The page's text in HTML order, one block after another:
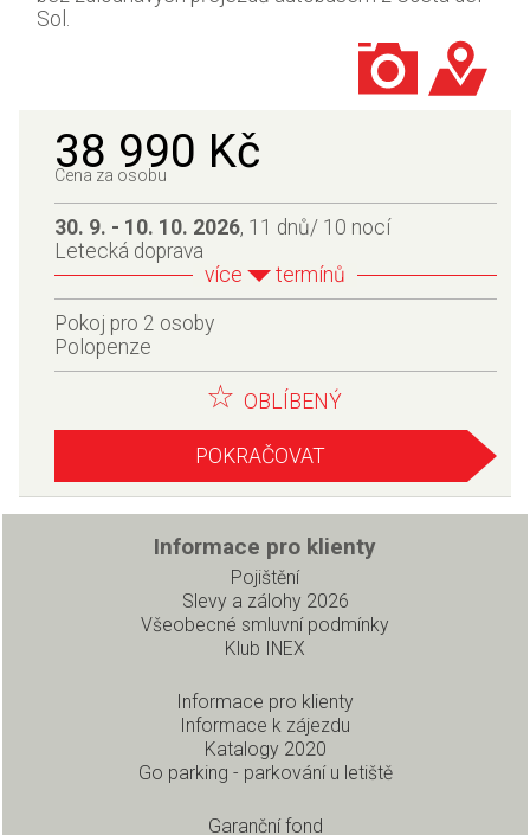
Sol.
38 990 Kč
Cena za osobu
30. 9. - 10. 10. 2026, 11 dnů/ 10 nocí
Letecká doprava
více
termínů
Pokoj pro 2 osoby
Polopenze
OBLÍBENÝ
POKRAČOVAT
Informace pro klienty
Pojištění
Slevy a zálohy 2026
Všeobecné smluvní podmínky
Klub INEX
Informace pro klienty
Informace k zájezdu
Katalogy 2020
Go parking - parkování u letiště
Garanční fond